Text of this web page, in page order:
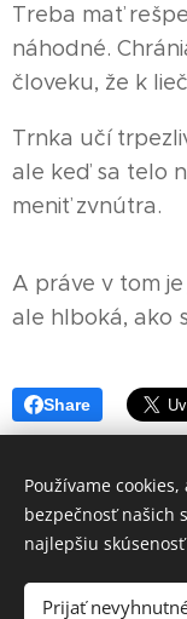
Treba mať
náhodné.
človeku, že k
Trnka učí
ale keď sa telo
meniť zvnútra.
A práve v tom
ale hlboká, ako
Share
Používame
bezpečnosť našich
najlepšiu
Prijať